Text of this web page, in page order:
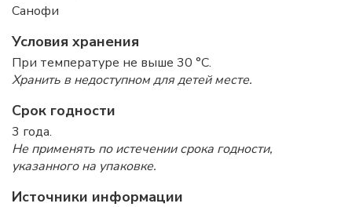
Санофи
Условия хранения
При температуре не выше 30 °C.
Хранить в недоступном для детей месте.
Срок годности
3 года.
Не применять по истечении срока годности,
указанного на упаковке.
Источники информации